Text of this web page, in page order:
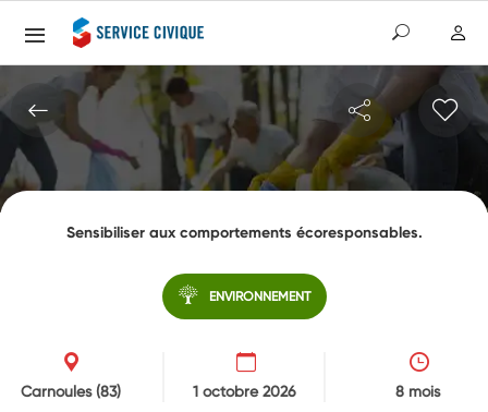
Sensibiliser aux comportements écoresponsables.
ENVIRONNEMENT
Carnoules(83) 1 octobre 2026 8 mois